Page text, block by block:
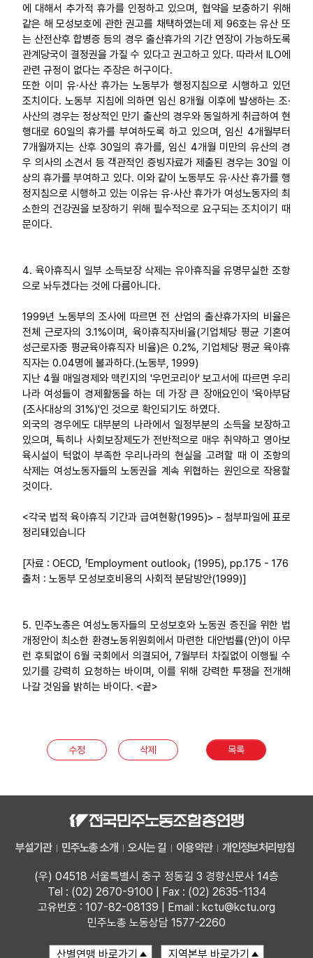
에 대해서 추가적 휴가를 인정하고 있으며, 협약을 보충하기 위해
같은 해 모성보호에 관한 권고를 채택하였는데 제 96호는 유산 또
는 산전산후 합병증 등의 경우 출산휴가의 기간 연장이 가능하도록
관계당국이 결정권을 가질 수 있다고 권고하고 있다. 따라서 ILO에
관련 규정이 없다는 주장은 허구이다.
또한 이미 유·사산 휴가는 노동부가 행정지침으로 시행하고 있던
조치이다. 노동부 지침에 의하면 임신 8개월 이후에 발생하는 조·
사산의 경우는 정상적인 만기 출산의 경우와 동일하게 취급하여 현
행대로 60일의 휴가를 부여하도록 하고 있으며, 임신 4개월부터
7개월까지는 산후 30일의 휴가를, 임신 4개월 미만의 유산의 경
우 의사의 소견서 등 객관적인 증빙자료가 제출된 경우는 30일 이
상의 휴가를 부여하고 있다. 이와 같이 노동부도 유·사산 휴가를 행
정지침으로 시행하고 있는 이유는 유·사산 휴가가 여성노동자의 최
소한의 건강권을 보장하기 위해 필수적으로 요구되는 조치이기 때
문이다.
4. 육아휴직시 일부 소득보장 삭제는 유아휴직을 유명무실한 조항
으로 놔두겠다는 것에 다름아니다.
1999년 노동부의 조사에 따르면 전 산업의 출산휴가자의 비율은
전체 근로자의 3.1%이며, 육아휴직자비율(기업체당 평균 기혼여
성근로자중 평균육아휴직자 비율)은 0.2%, 기업체당 평균 육아휴
직자는 0.04명에 불과하다.(노동부, 1999)
지난 4월 매일경제와 맥킨지의 '우먼코리아' 보고서에 따르면 우리
나라 여성들이 경제활동을 하는 데 가장 큰 장애요인이 '육아부담
(조사대상의 31%)'인 것으로 확인되기도 하였다.
외국의 경우에도 대부분의 나라에서 일정부분의 소득을 보장하고
있으며, 특히나 사회보장제도가 전반적으로 매우 취약하고 영아보
육시설이 턱없이 부족한 우리나라의 현실을 고려할 때 이 조항의
삭제는 여성노동자들의 노동권을 계속 위협하는 원인으로 작용할
것이다.
<각국 법적 육아휴직 기간과 급여현황(1995)> - 첨부파일에 표로
정리돼있습니다
[자료 : OECD, 「Employment outlook」 (1995), pp.175 - 176
출처 : 노동부 모성보호비용의 사회적 분담방안(1999)]
5. 민주노총은 여성노동자들의 모성보호와 노동권 증진을 위한 법
개정안이 최소한 환경노동위원회에서 마련한 대안법률(안)이 아무
런 후퇴없이 6월 국회에서 의결되어, 7월부터 차질없이 이행될 수
있기를 강력히 요청하는 바이며, 이를 위해 강력한 투쟁을 전개해
나갈 것임을 밝히는 바이다. <끝>
수정 삭제 목록
부설기관 민주노총 소개 오시는 길 이용약관 개인정보처리방침
(우) 04518 서울특별시 중구 정동길 3 경향신문사 14층
Tel : (02) 2670-9100 | Fax : (02) 2635-1134
고유번호 : 107-82-08139 | Email : kctu@kctu.org
민주노총 노동상담 1577-2260